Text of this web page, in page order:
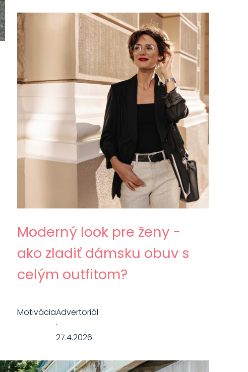
Moderný look pre ženy -
ako zladiť dámsku obuv s
celým outfitom?
MotiváciaAdvertoriál
·
27.4.2026